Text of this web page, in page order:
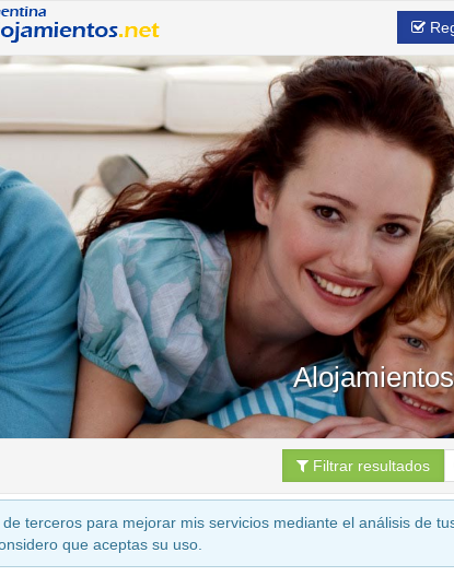
Filtrar resultados
terceros para mejorar mis servicios mediante el análisis de
que aceptas su uso.